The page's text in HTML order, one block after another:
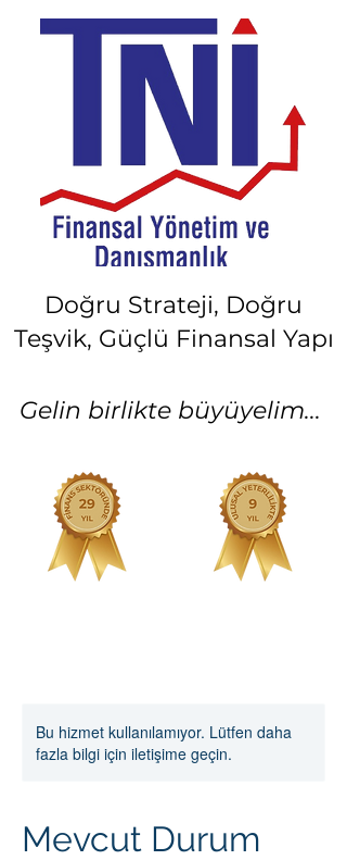
Doğru Strateji, Doğru
Teşvik, Güçlü Finansal Yapı
Gelin birlikte büyüyelim...
Bu hizmet kullanılamıyor. Lütfen daha
fazla bilgi için iletişime geçin.
Mevcut Durum